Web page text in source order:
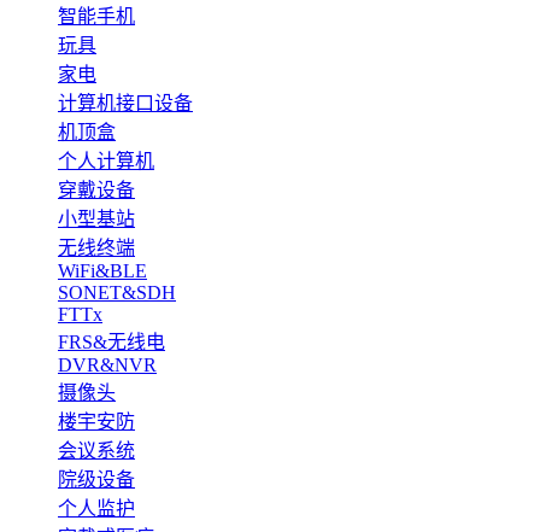
智能手机
玩具
家电
计算机接口设备
机顶盒
个人计算机
穿戴设备
小型基站
无线终端
WiFi&BLE
SONET&SDH
FTTx
FRS&无线电
DVR&NVR
摄像头
楼宇安防
会议系统
院级设备
个人监护